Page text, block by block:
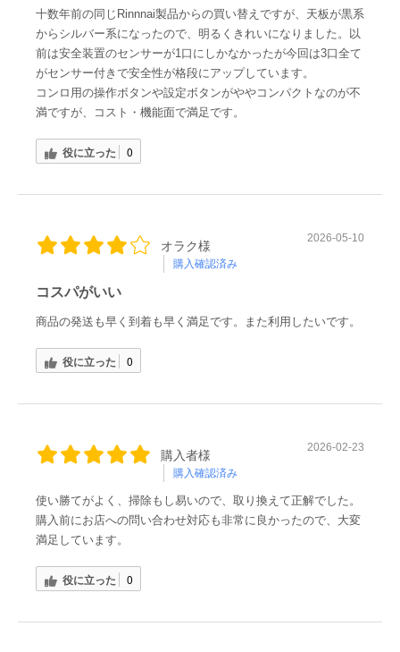
十数年前の同じRinnnai製品からの買い替えですが、天板が黒系
からシルバー系になったので、明るくきれいになりました。以
前は安全装置のセンサーが1口にしかなかったが今回は3口全て
がセンサー付きで安全性が格段にアップしています。
コンロ用の操作ボタンや設定ボタンがややコンパクトなのが不
満ですが、コスト・機能面で満足です。
役に立った 0
オラク様
購入確認済み
2026-05-10
コスパがいい
商品の発送も早く到着も早く満足です。また利用したいです。
役に立った 0
購入者様
購入確認済み
2026-02-23
使い勝てがよく、掃除もし易いので、取り換えて正解でした。
購入前にお店への問い合わせ対応も非常に良かったので、大変
満足しています。
役に立った 0